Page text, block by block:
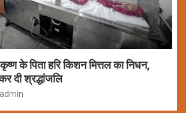
के पिता हरि किशन मित्तल का निधन,
दी श्रद्धांजलि
admin